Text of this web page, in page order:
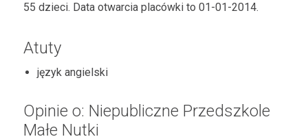
55 dzieci. Data otwarcia placówki to 01-01-2014.
Atuty
język angielski
Opinie o: Niepubliczne Przedszkole
Małe Nutki